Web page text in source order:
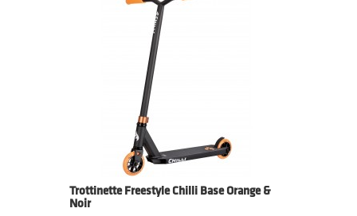
Trottinette Freestyle Chilli Base Orange &
Noir